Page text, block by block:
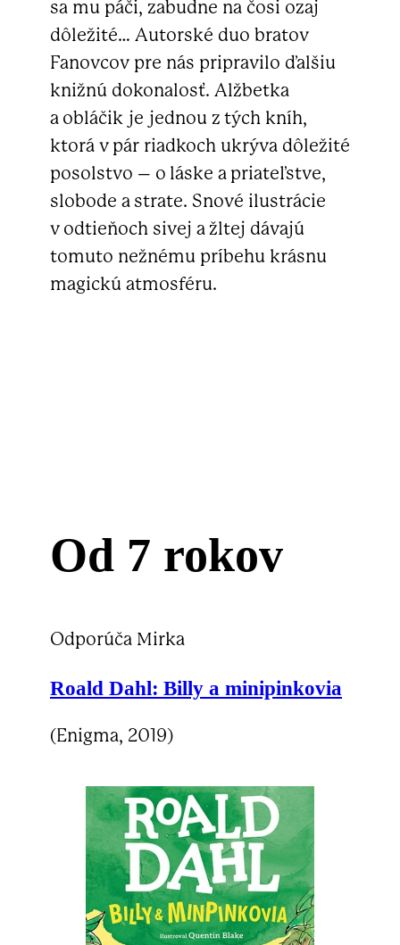
sa mu páči, zabudne na čosi ozaj
dôležité… Autorské duo bratov
Fanovcov pre nás pripravilo ďalšiu
knižnú dokonalosť. Alžbetka
a obláčik je jednou z tých kníh,
ktorá v pár riadkoch ukrýva dôležité
posolstvo – o láske a priateľstve,
slobode a strate. Snové ilustrácie
v odtieňoch sivej a žltej dávajú
tomuto nežnému príbehu krásnu
magickú atmosféru.
Od 7 rokov
Odporúča Mirka
Roald Dahl: Billy a minipinkovia
(Enigma, 2019)